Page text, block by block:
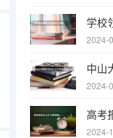
学校
2024-
2024-
高考
2024-